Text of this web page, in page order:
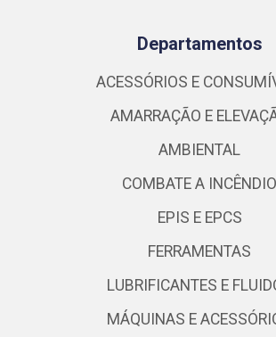
Departamentos
ACESSÓRIOS E
AMARRAÇÃO E
AMBIENTAL
COMBATE A INCÊNDIO
EPIS E EPCS
FERRAMENTAS
LUBRIFICANTES E
MÁQUINAS E